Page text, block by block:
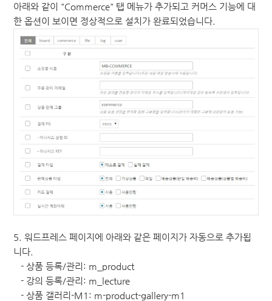
아래와 같이 "Commerce" 탭 메뉴가 추가되고 커머스 기능에 대
한 옵션이 보이면 정상적으로 설치가 완료되었습니다.
5. 워드프레스 페이지에 아래와 같은 페이지가 자동으로 추가됩
니다.
- 상품 등록/관리: m_product
- 강의 등록/관리: m_lecture
- 상품 갤러리-M1: m-product-gallery-m1